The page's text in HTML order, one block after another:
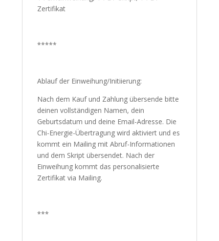
Ablauf der Einweihung/Initiierung:
Nach dem Kauf und Zahlung übersende
bitte deinen vollständigen Namen, dein
Geburtsdatum und deine Email-Adresse.
Die Chi-Energie-Übertragung wird aktiviert
und es kommt ein Mailing mit Abruf-
Informationen und dem Skript übersendet.